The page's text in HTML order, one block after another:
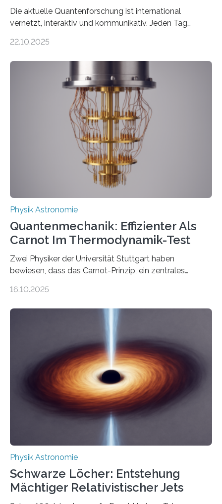
Die aktuelle Quantenforschung ist international
vernetzt, interaktiv und kommunikativ. Jeden Tag
oft von Autor*innen, die eng zusammenarbeiten. Neue
werden schnell weiterentwickelt. Dies ist der Alltag in
der Forschung der Quantentheorie, die dieses Jahr 100
Jahre alt geworden ist, weshalb die UNESCO 2025 zum
Internationalen Jahr der Quantenwissenschaft und -
technologie ausgerufen hat. Doch nun hat eine
internationale Forschungsgruppe um den
22.10.2025
Physik Astronomie
Quantenmechanik: Effizienter Als
Carnot Im Thermodynamik-Test
Zwei Physiker der Universität Stuttgart haben
bewiesen, dass das Carnot-Prinzip, ein zentrales
Größenordnung von Atomen gilt, deren physikalische
Quantenmotoren voranbringen. Das
Wissenschaftsjournal Science Advances veröffentlichte
die Herleitung. (DOI: 10.1126/sciadv.adw8462)
Verbrennungsmotoren oder Dampfturbinen sind
Wärmekraftmaschinen: Sie wandeln thermische
Energie in mechanische Bewegung um – oder anders
ausgedrückt, Wärme in Bewegung. In
quantenmechanischen Experimenten ist es in den…
16.10.2025
Physik Astronomie
Schwarze Löcher: Entstehung
Mächtiger Relativistischer Jets